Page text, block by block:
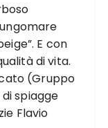
E con
di vita.
(Gruppo
spiagge
Flavio